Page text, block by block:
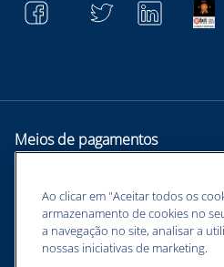
Meios de pagamentos
Ao clicar em "Aceitar todos os
armazenamento de cookies no
a navegação no site, analisar a
nossas iniciativas de marketing.